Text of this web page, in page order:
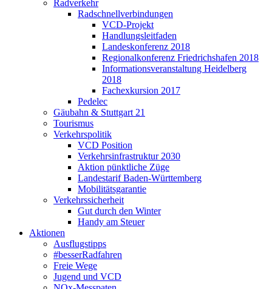
Radverkehr
Radschnellverbindungen
VCD-Projekt
Handlungsleitfaden
Landeskonferenz 2018
Regionalkonferenz Friedrichshafen 2018
Informationsveranstaltung Heidelberg
2018
Fachexkursion 2017
Pedelec
Gäubahn & Stuttgart 21
Tourismus
Verkehrspolitik
VCD Position
Verkehrsinfrastruktur 2030
Aktion pünktliche Züge
Landestarif Baden-Württemberg
Mobilitätsgarantie
Verkehrssicherheit
Gut durch den Winter
Handy am Steuer
Aktionen
Ausflugstipps
#besserRadfahren
Freie Wege
Jugend und VCD